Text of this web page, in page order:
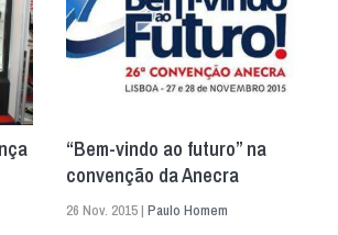
“Bem-vindo ao futuro” na
convenção da Anecra
26 Nov. 2015 | Paulo Homem